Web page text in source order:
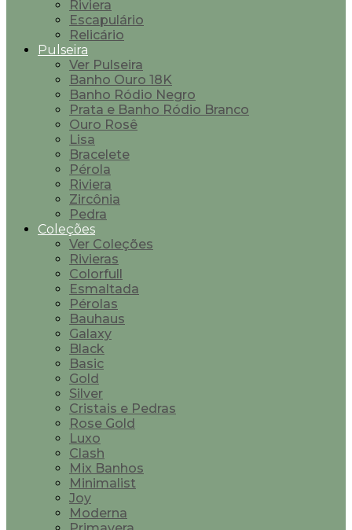
Riviera
Escapulário
Relicário
Pulseira
Ver Pulseira
Banho Ouro 18K
Banho Ródio Negro
Prata e Banho Ródio Branco
Ouro Rosê
Lisa
Bracelete
Pérola
Riviera
Zircônia
Pedra
Coleções
Ver Coleções
Rivieras
Colorfull
Esmaltada
Pérolas
Bauhaus
Galaxy
Black
Basic
Gold
Silver
Cristais e Pedras
Rose Gold
Luxo
Clash
Mix Banhos
Minimalist
Joy
Moderna